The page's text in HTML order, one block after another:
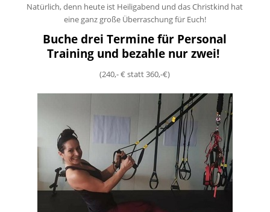
Natürlich, denn heute ist Heiligabend und das Christkind hat
eine ganz große Überraschung für Euch!
Buche drei Termine für Personal
Training und bezahle nur zwei!
(240,- € statt 360,-€)